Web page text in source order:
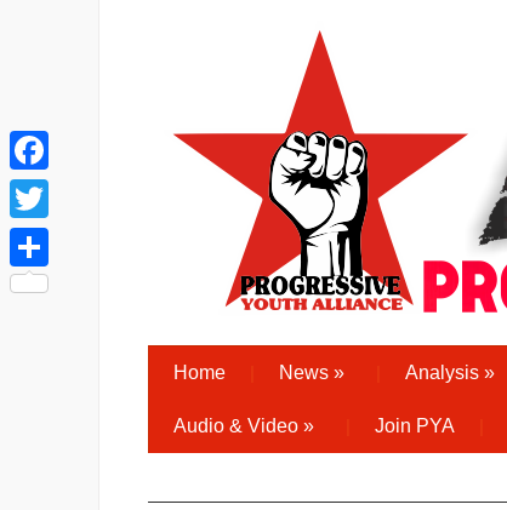
Home News » Analysis »
Audio & Video » Join PYA
Facebook
Twitter
Share